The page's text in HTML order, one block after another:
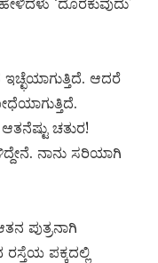
‘ದೊರಕುವುದು’
ಆದರೆ
ಚತುರ!
ನಾನು ಸರಿಯಾಗಿ
ಪುತ್ರನಾಗಿ
ರಸ್ತೆಯ ಪಕ್ಕದಲ್ಲಿ